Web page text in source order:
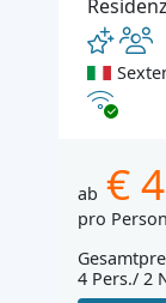
Residenz
Internet
ab €
pro
4 Pers./ 2